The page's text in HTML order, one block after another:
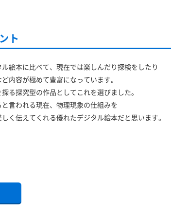
ト
絵本に比べて、現在では楽しんだり探検をしたり
内容が極めて豊富になっています。
る探究型の作品としてこれを選びました。
言われる現在、物理現象の仕組みを
く伝えてくれる優れたデジタル絵本だと思います。